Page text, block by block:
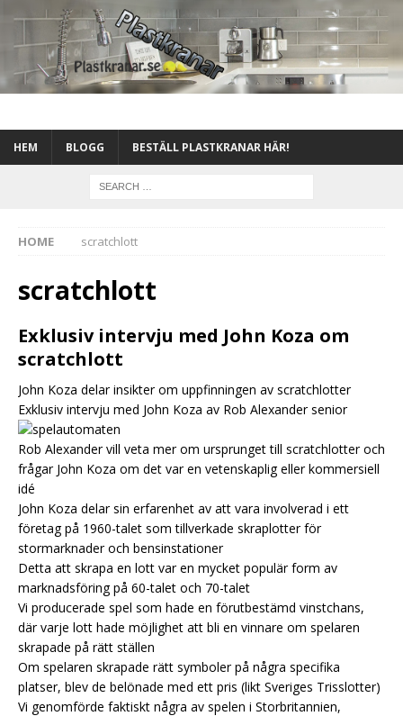
HEM BLOGG BESTÄLL PLASTKRANAR HÄR!
HOME scratchlott
scratchlott
Exklusiv intervju med John Koza om
scratchlott
John Koza delar insikter om uppfinningen av scratchlotter
Exklusiv intervju med John Koza av Rob Alexander senior
Rob Alexander vill veta mer om ursprunget till scratchlotter och
frågar John Koza om det var en vetenskaplig eller kommersiell
idé
John Koza delar sin erfarenhet av att vara involverad i ett
företag på 1960-talet som tillverkade skraplotter för
stormarknader och bensinstationer
Detta att skrapa en lott var en mycket populär form av
marknadsföring på 60-talet och 70-talet
Vi producerade spel som hade en förutbestämd vinstchans,
där varje lott hade möjlighet att bli en vinnare om spelaren
skrapade på rätt ställen
Om spelaren skrapade rätt symboler på några specifika
platser, blev de belönade med ett pris (likt Sveriges Trisslotter)
Vi genomförde faktiskt några av spelen i Storbritannien,